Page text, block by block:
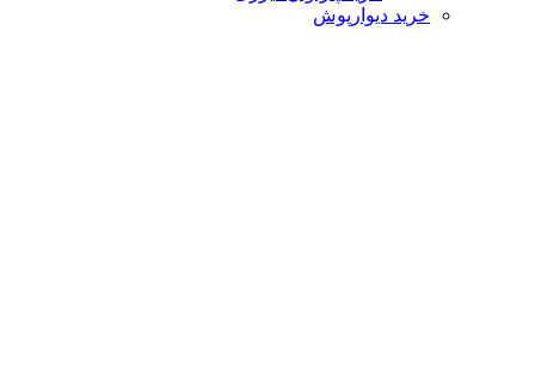
خرید دیوارپوش